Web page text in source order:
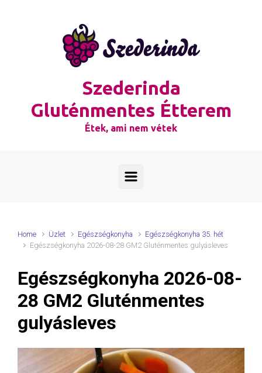
Szederinda
Gluténmentes Étterem
Étek, ami nem vétek
Home Üzlet Egészségkonyha
Egészségkonyha 35. hét
Egészségkonyha 2026-08-28 GM2 Gluténmentes gulyásleves
Egészségkonyha 2026-08-
28 GM2 Gluténmentes
gulyásleves